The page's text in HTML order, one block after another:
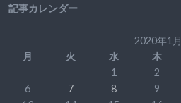
記事カレンダー
2020年1月
月
火 水 木
1
2
6
7 8 9